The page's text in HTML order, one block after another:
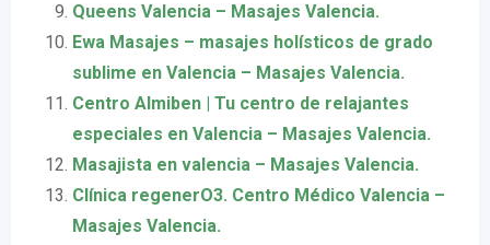
Queens Valencia – Masajes Valencia.
Ewa Masajes – masajes holísticos de grado
sublime en Valencia – Masajes Valencia.
Centro Almiben | Tu centro de relajantes
especiales en Valencia – Masajes Valencia.
Masajista en valencia – Masajes Valencia.
Clínica regenerO3. Centro Médico Valencia –
Masajes Valencia.